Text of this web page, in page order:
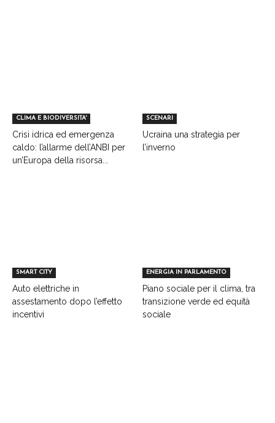
CLIMA E BIODIVERSITA'
Crisi idrica ed emergenza
caldo: l’allarme dell’ANBI per
un’Europa della risorsa...
SCENARI
Ucraina una strategia per
l’inverno
SMART CITY
Auto elettriche in
assestamento dopo l’effetto
incentivi
ENERGIA IN PARLAMENTO
Piano sociale per il clima, tra
transizione verde ed equità
sociale